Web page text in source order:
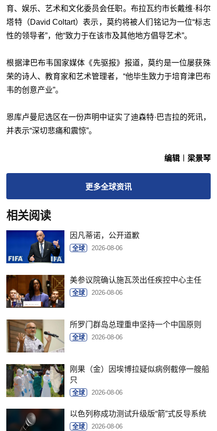
育、娱乐、艺术和文化委员会任职。布拉瓦约市长戴维·科尔
塔特（David Coltart）表示，莫约将被人们铭记为一位“标志
性的领导者”，他“致力于在该市及其他地方倡导艺术”。
根据津巴布韦国家媒体《先驱报》报道，莫约是一位屡获殊
荣的诗人、教育家和艺术管理者，“他毕生致力于培育津巴布
韦的创意产业”。
恩库卢曼尼选区在一份声明中证实了迪森特·巴吉拉的死讯，
并表示“深切悲痛和震惊”。
编辑︱梁景琴
更多全球资讯
相关阅读
因凡蒂诺，公开道歉
全球 2026-08-06
美参议院确认施瓦茨出任疾控中心主任
全球 2026-08-06
所罗门群岛总理重申坚持一个中国原则
全球 2026-08-06
刚果（金）因埃博拉疑似病例截停一艘船
只
全球 2026-08-06
以色列称成功测试升级版“箭”式反导系统
全球 2026-08-06